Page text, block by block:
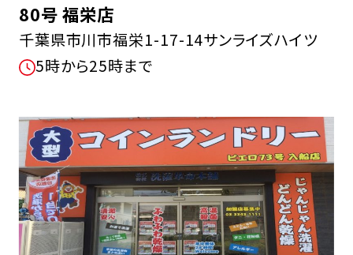
80号 福栄店
千葉県市川市福栄1-17-14サンライズハイツ
5時から25時まで